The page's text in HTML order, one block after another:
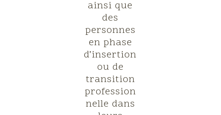
ainsi que
des
personnes
en phase
d’insertion
ou de
transition
profession
nelle dans